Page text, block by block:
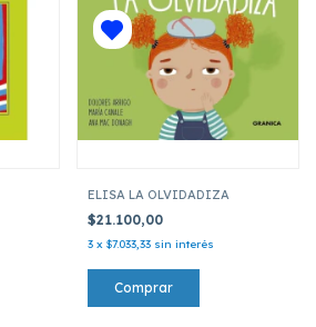
ELISA LA OLVIDADIZA
$21.100,00
3 x $7.033,33 sin interés